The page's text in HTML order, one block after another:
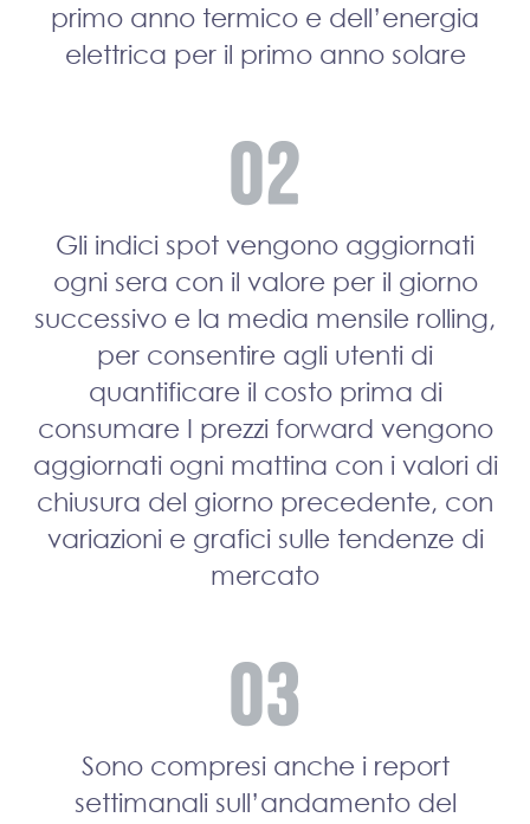
primo anno termico e dell’energia
elettrica per il primo anno solare
Gli indici spot vengono aggiornati
ogni sera con il valore per il giorno
successivo e la media mensile rolling,
per consentire agli utenti di
quantificare il costo prima di
consumare I prezzi forward vengono
aggiornati ogni mattina con i valori di
chiusura del giorno precedente, con
variazioni e grafici sulle tendenze di
mercato
Sono compresi anche i report
settimanali sull’andamento del